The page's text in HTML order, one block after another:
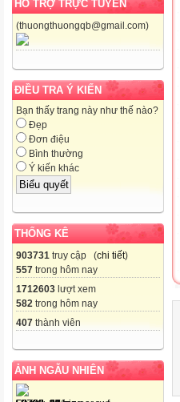
HỖ TRỢ TRỰC TUYẾN
(thuongthuongqb@gmail.com)
ĐIỀU TRA Ý KIẾN
Bạn thấy trang này như thế nào?
Đẹp
Đơn điệu
Bình thường
Ý kiến khác
THỐNG KÊ
903731 truy cập (chi tiết)
557 trong hôm nay
1712603 lượt xem
582 trong hôm nay
407 thành viên
ẢNH NGẪU NHIÊN